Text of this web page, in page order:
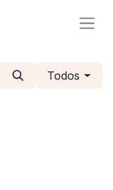
Todos